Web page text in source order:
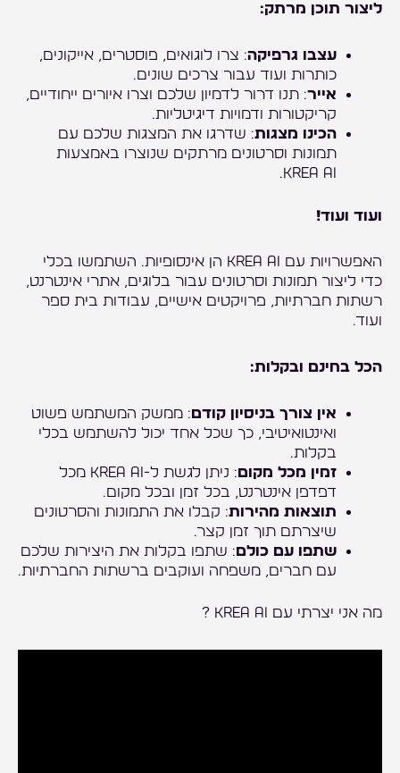
ליצור תוכן מרתק:
עצבו גרפיקה: צרו לוגואים, פוסטרים, אייקונים,
כותרות ועוד עבור צרכים שונים.
אייר: תנו דרור לדמיון שלכם וצרו איורים ייחודיים,
קריקטורות ודמויות דיגיטליות.
הכינו מצגות: שדרגו את המצגות שלכם עם
תמונות וסרטונים מרתקים שנוצרו באמצעות
KREA AI.
ועוד ועוד!
האפשרויות עם KREA AI הן אינסופיות. השתמשו בכלי
כדי ליצור תמונות וסרטונים עבור בלוגים, אתרי אינטרנט,
רשתות חברתיות, פרויקטים אישיים, עבודות בית ספר
ועוד.
הכל בחינם ובקלות:
אין צורך בניסיון קודם: ממשק המשתמש פשוט
ואינטואיטיבי, כך שכל אחד יכול להשתמש בכלי
בקלות.
זמין מכל מקום
: ניתן לגשת ל-KREA AI מכל
דפדפן אינטרנט, בכל זמן ובכל מקום.
תוצאות מהירות: קבלו את התמונות והסרטונים
שיצרתם תוך זמן קצר.
שתפו עם כולם: שתפו בקלות את היצירות שלכם
עם חברים, משפחה ועוקבים ברשתות החברתיות.
מה אני יצרתי עם KREA AI ?